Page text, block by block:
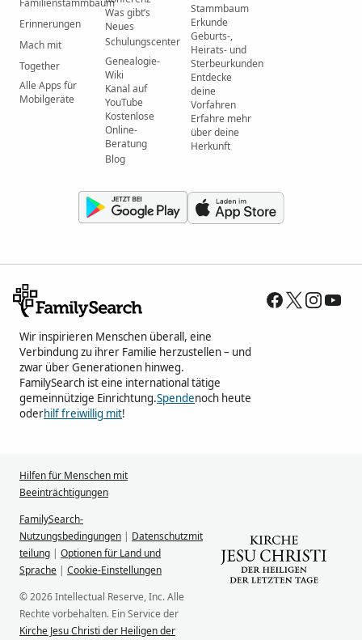
Familienstammbaum
Erinnerungen
Mach mit
Together
Alle Apps für
Mobilgeräte
Was gibtʼs
Neues
Schulungscenter
Genealogie-
Wiki
Kanal auf
YouTube
Kostenlose
Online-
Beratung
Blog
Stammbaum
Erkunde
Geburts-,
Heirats- und
Sterbeurkunden
Entdecke
deine
Vorfahren
Erfahre mehr
über deine
Herkunft
Wir inspirieren Menschen überall, eine
Verbindung zu ihrer Familie herzustellen – und
zwar über Generationen hinweg.
FamilySearch ist eine international tätige
gemeinnützige Einrichtung.Spendenoch heute
oderhilf freiwillig mit!
Hilfen für Menschen mit
Beeinträchtigungen
FamilySearch-
Nutzungsbedingungen | Datenschutzmit
teilung | Optionen für Land und
Sprache | Cookie-Einstellungen
© 2026 Intellectual Reserve, Inc. Alle
Rechte vorbehalten. Ein Service der
Kirche Jesu Christi der Heiligen der